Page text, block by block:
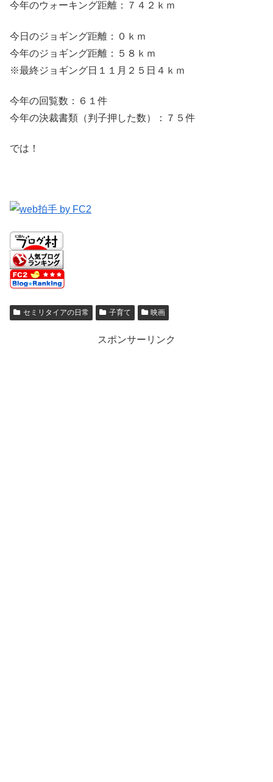
今年のウォーキング距離：７４２ｋｍ
今日のジョギング距離：０ｋｍ
今年のジョギング距離：５８ｋｍ
※最終ジョギング日１１月２５日４ｋｍ
今年の回覧数：６１件
今年の決裁書類（判子押した数）：７５件
では！
セミリタイアの日常 子育て 映画
スポンサーリンク